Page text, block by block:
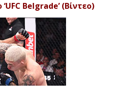
Belgrade’ (Βίντεο)